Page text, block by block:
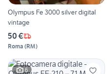
Olympus Fe 3000 silver digital
vintage
50 €
Roma (RM)
6